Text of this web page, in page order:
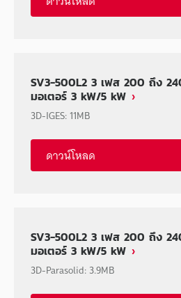
SV3-500L2 3 เฟส 200 ถึง
มอเตอร์ 3 kW/5 kW
3D-IGES: 11MB
ดาวน์โหลด
SV3-500L2 3 เฟส 200 ถึง
มอเตอร์ 3 kW/5 kW
3D-Parasolid: 3.9MB